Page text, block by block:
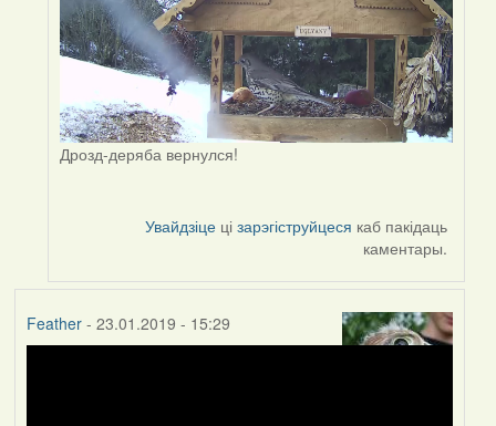
Дрозд-деряба вернулся!
Увайдзіце цізарэгіструйцеся каб пакідаць
каментары.
Feather- 23.01.2019 - 15:29